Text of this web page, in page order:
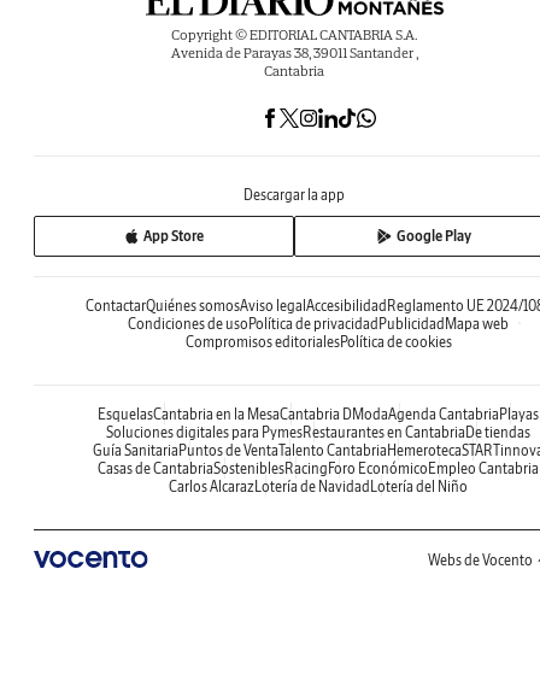
Copyright © EDITORIAL CANTABRIA S.A.
Avenida de Parayas 38, 39011 Santander ,
Cantabria
Descargar la app
App Store Google Play
ContactarQuiénes somosAviso legalAccesibilidadReglamento UE 2024/
Condiciones de usoPolítica de privacidadPublicidadMapa web
Compromisos editorialesPolítica de cookies
EsquelasCantabria en la MesaCantabria DModaAgenda CantabriaPlayas
Soluciones digitales para PymesRestaurantes en CantabriaDe tiendas
Guía SanitariaPuntos de VentaTalento CantabriaHemeroteca
Casas de CantabriaSosteniblesRacingForo EconómicoEmpleo Cantabria
Carlos AlcarazLotería de NavidadLotería del Niño
Webs de Vocento